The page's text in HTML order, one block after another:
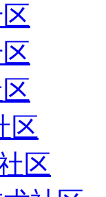
区
区